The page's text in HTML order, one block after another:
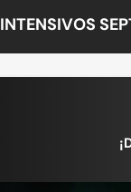
INTENSIVOS